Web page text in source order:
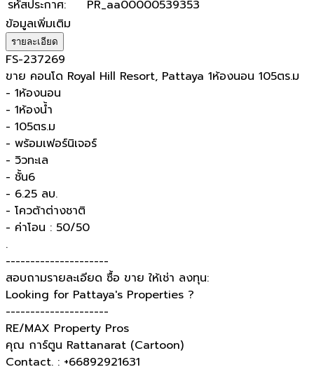
รหัสประกาศ:
PR_aa00000539353
ข้อมูลเพิ่มเติม
รายละเอียด
FS-237269
ขาย คอนโด Royal Hill Resort, Pattaya 1ห้องนอน 105ตร.ม
- 1ห้องนอน
- 1ห้องน้ำ
- 105ตร.ม
- พร้อมเฟอร์นิเจอร์
- วิวทะเล
- ชั้น6
- 6.25 ลบ.
- โควต้าต่างชาติ
- ค่าโอน : 50/50
.
---------------------
สอบถามรายละเอียด ซื้อ ขาย ให้เช่า ลงทุน:
Looking for Pattaya's Properties ?
---------------------
RE/MAX Property Pros
คุณ การ์ตูน Rattanarat (Cartoon)
Contact. : +66892921631